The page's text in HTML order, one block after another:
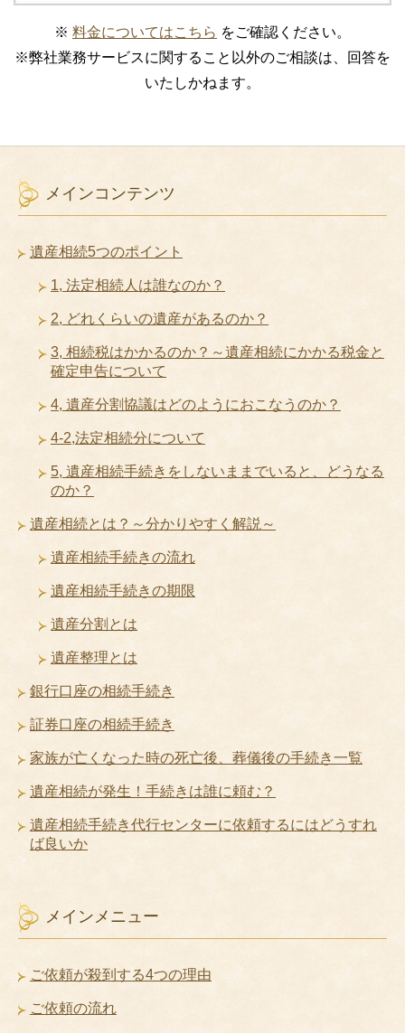
※ 料金についてはこちら をご確認ください。
※弊社業務サービスに関すること以外のご相談は、回答を
いたしかねます。
メインコンテンツ
遺産相続5つのポイント
1, 法定相続人は誰なのか？
2, どれくらいの遺産があるのか？
3, 相続税はかかるのか？～遺産相続にかかる税金と
確定申告について
4, 遺産分割協議はどのようにおこなうのか？
4-2,法定相続分について
5, 遺産相続手続きをしないままでいると、どうなる
のか？
遺産相続とは？～分かりやすく解説～
遺産相続手続きの流れ
遺産相続手続きの期限
遺産分割とは
遺産整理とは
銀行口座の相続手続き
証券口座の相続手続き
家族が亡くなった時の死亡後、葬儀後の手続き一覧
遺産相続が発生！手続きは誰に頼む？
遺産相続手続き代行センターに依頼するにはどうすれ
ば良いか
メインメニュー
ご依頼が殺到する4つの理由
ご依頼の流れ